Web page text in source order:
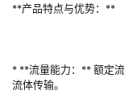
**产品特点与优势：**
* **流量能力：** 额定
流体传输。